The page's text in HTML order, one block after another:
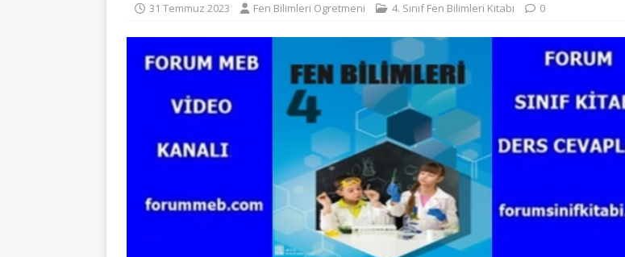
31 Temmuz 2023 Fen Bilimleri Ogretmeni 4. Sınıf Fen Bilimleri Kitabı 0